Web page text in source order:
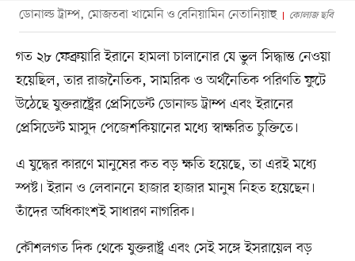
ডোনাল্ড ট্রাম্প, মোজতবা খামেনি ও বেনিয়ামিন নেতানিয়াহু কোলাজ ছবি
গত ২৮ ফেব্রুয়ারি ইরানে হামলা চালানোর যে ভুল সিদ্ধান্ত নেওয়া
হয়েছিল, তার রাজনৈতিক, সামরিক ও অর্থনৈতিক পরিণতি ফুটে
উঠেছে যুক্তরাষ্ট্রের প্রেসিডেন্ট ডোনাল্ড ট্রাম্প এবং ইরানের
প্রেসিডেন্ট মাসুদ পেজেশকিয়ানের মধ্যে স্বাক্ষরিত চুক্তিতে।
এ যুদ্ধের কারণে মানুষের কত বড় ক্ষতি হয়েছে, তা এরই মধ্যে
স্পষ্ট। ইরান ও লেবাননে হাজার হাজার মানুষ নিহত হয়েছেন।
তাঁদের অধিকাংশই সাধারণ নাগরিক।
কৌশলগত দিক থেকে যুক্তরাষ্ট্র এবং সেই সঙ্গে ইসরায়েল বড়